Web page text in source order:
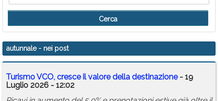
Eventi
Info Utili
Rubriche
Calendario
Annunci
autunnale- nei post
Turismo VCO, cresce il valore della destinazione- 19
Luglio 2026 - 12:02